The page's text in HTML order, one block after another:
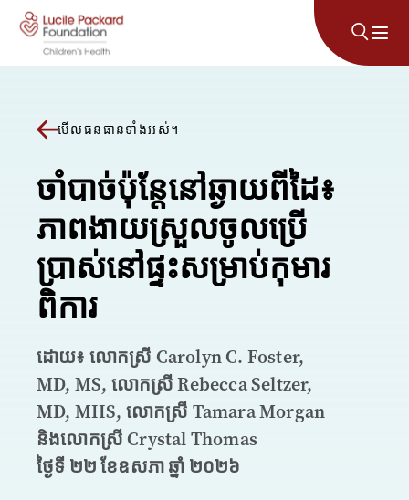
រំលងទៅមាតិកា
មើលធនធានទាំងអស់។
ចាំបាច់ប៉ុន្តែនៅឆ្ងាយពីដៃ៖
ភាពងាយស្រួលចូលប្រើ
ប្រាស់នៅផ្ទះសម្រាប់កុមារ
ពិការ
ដោយ៖ លោកស្រី Carolyn C. Foster,
MD, MS, លោកស្រី Rebecca Seltzer,
MD, MHS, លោកស្រី Tamara Morgan
និងលោកស្រី Crystal Thomas
ថ្ងៃទី ២២ ខែឧសភា ឆ្នាំ ២០២៦